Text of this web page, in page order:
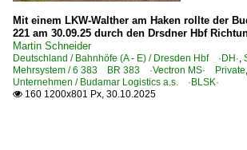
Mit einem LKW-Walther am Haken rollte der
221 am 30.09.25 durch den Drsdner Hbf
Martin Schneider
Deutschland / Bahnhöfe (A - E) / Dresden Hbf ·DH·
Mehrsystem / 6 383 BR 383 ·Vectron MS· Private
Unternehmen / Budamar Logistics a.s. ·BLSK·
 160 1200x801 Px, 30.10.2025